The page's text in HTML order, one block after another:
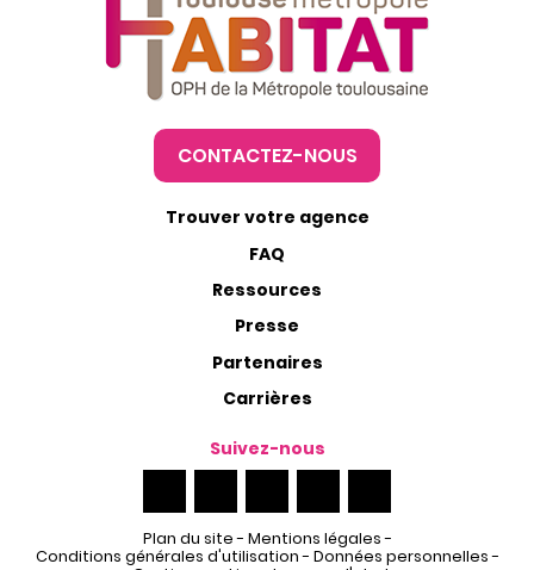
CONTACTEZ-NOUS
Trouver votre agence
FAQ
Ressources
Presse
Partenaires
Carrières
Suivez-nous
Plan du site- Mentions légales-
Conditions générales d'utilisation- Données personnelles-